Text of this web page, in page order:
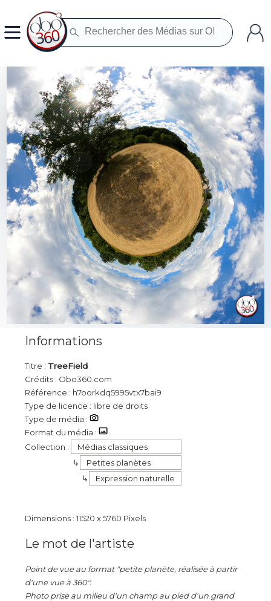
Informations
Titre : TreeField
Crédits : Obo360.com
Référence : h7oorkdq5995vtx7bai9
Type de licence : libre de droits
Type de média :
Format du média :
Collection :
Médias classiques
Petites planètes
Expression naturelle
Dimensions : 11520 x 5760 Pixels
Le mot de l'artiste
Point de vue au format "petite planète, réalisée à partir
d'une vue à 360°.
Photo prise au milieu d'un champ au pied d'un grand